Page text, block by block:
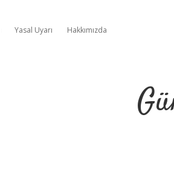
Yasal Uyarı Hakkımızda